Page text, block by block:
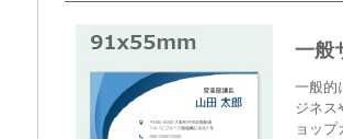
一般
一般的
ジネス
ョッ